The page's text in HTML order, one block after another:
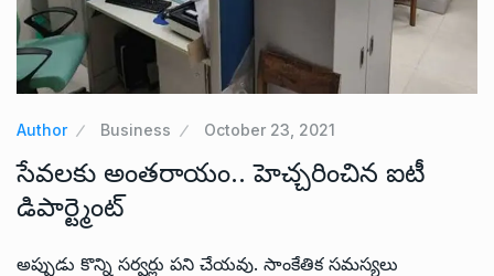
Author Business October 23, 2021
సేవలకు అంతరాయం.. హెచ్చరించిన ఐటీ
డిపార్ట్మెంట్
అప్పుడు కొన్ని సర్వర్లు పని చేయవు. సాంకేతిక సమస్యలు